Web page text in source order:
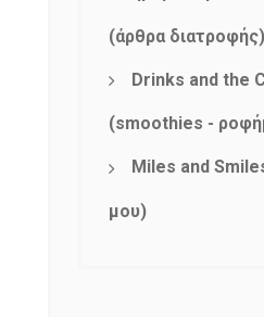
(άρθρα διατροφής)
Drinks and the
(smoothies -
Miles and
μου)